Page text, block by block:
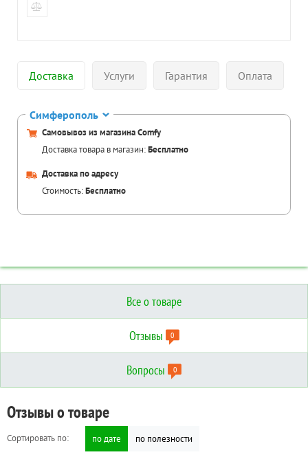
Доставка Услуги Гарантия Оплата
Симферополь
Самовывоз из магазина Comfy
Доставка товара в магазин:Бесплатно
Доставка по адресу
Стоимость:Бесплатно
Все о товаре
Отзывы 0
Вопросы 0
Технические характеристики
Дополнительные
Отзывы о товаре
Сортировать по: по дате по полезности
Вопросы о товаре
Сортировать по: по дате по полезности